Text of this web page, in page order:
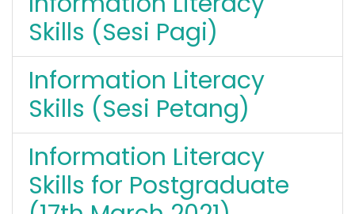
Skills (Sesi Pagi)
Information Literacy
Skills (Sesi Petang)
Information Literacy
Skills for Postgraduate